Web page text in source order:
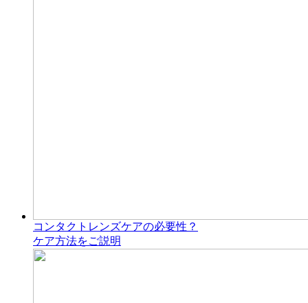
コンタクトレンズケアの必要性？
ケア方法をご説明